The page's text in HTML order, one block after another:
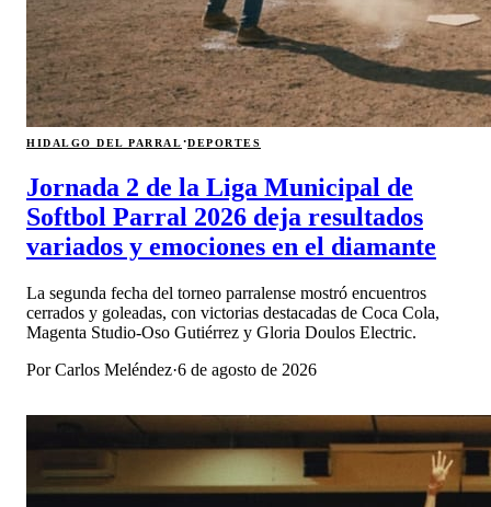
HIDALGO DEL PARRAL·DEPORTES
Jornada 2 de la Liga Municipal de
Softbol Parral 2026 deja resultados
variados y emociones en el diamante
La segunda fecha del torneo parralense mostró encuentros
cerrados y goleadas, con victorias destacadas de Coca Cola,
Magenta Studio-Oso Gutiérrez y Gloria Doulos Electric.
PorCarlos Meléndez·6 de agosto de 2026